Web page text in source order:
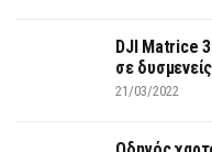
DJI Matrice
σε
21/03/2022